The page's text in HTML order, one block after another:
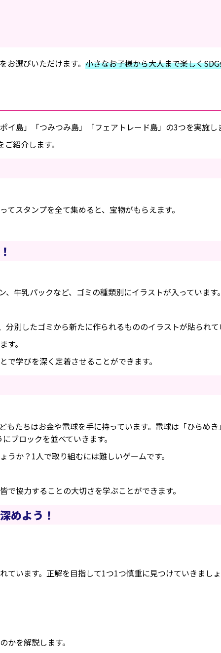
選びいただけます。 小さなお子様から大人まで楽しく
イ島」「つみつみ島」「フェアトレード島」の3つを実施し
紹介します。
スタンプを全て集めると、宝物がもらえます。
牛乳パックなど、ゴミの種類別にイラストが入っていま
別したゴミから新たに作られるもののイラストが貼られ
す。
学びを深く定着させることができます。
たちはお金や電球を手に持っています。電球は「ひらめ
ブロックを並べていきます。
か？1人で取り組むには難しいゲームです。
協力することの大切さを学ぶことができます。
めよう！
います。正解を目指して1つ1つ慎重に見つけていきまし
を解説します。